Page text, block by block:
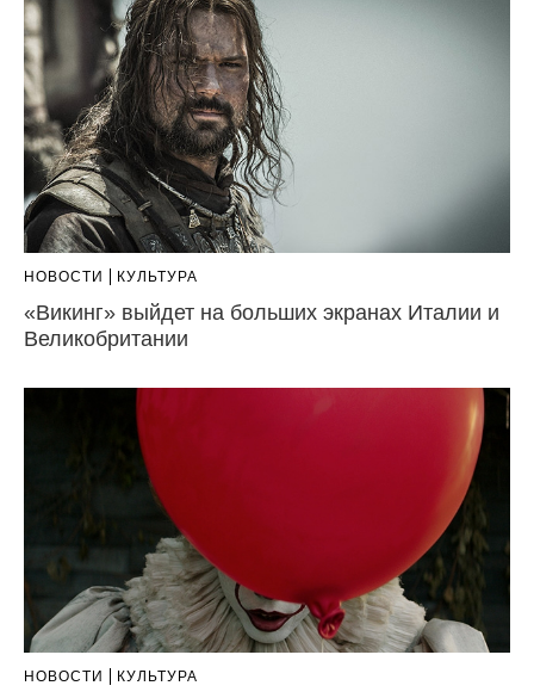
НОВОСТИ КУЛЬТУРА
«Викинг» выйдет на больших экранах Италии и
Великобритании
НОВОСТИ КУЛЬТУРА